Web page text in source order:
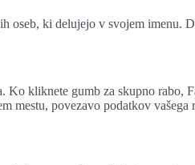
oseb, ki delujejo v svojem
kliknete gumb za skupno rabo,
povezavo podatkov vašega